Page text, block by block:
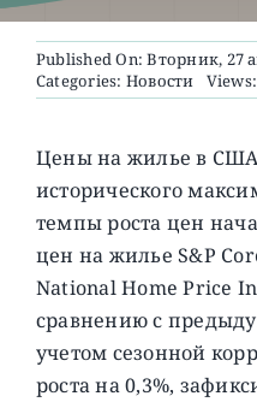
О ПРОЕКТЕ
Published On: Вторник, 27
Categories: Новости
Цены на жилье в
исторического
темпы роста цен
цен на жилье S&P
National Home Price
сравнению с
учетом сезонной
роста на 0,3%,